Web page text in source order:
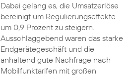
Dabei gelang es, die Umsatzerlöse
bereinigt um Regulierungseffekte
um 0,9 Prozent zu steigern.
Ausschlaggebend waren das starke
Endgerätegeschäft und die
anhaltend gute Nachfrage nach
Mobilfunktarifen mit großen